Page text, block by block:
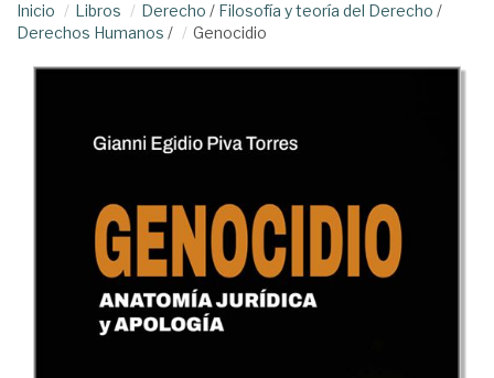
Inicio Libros Derecho / Filosofía y teoría del Derecho /
Derechos Humanos / Genocidio